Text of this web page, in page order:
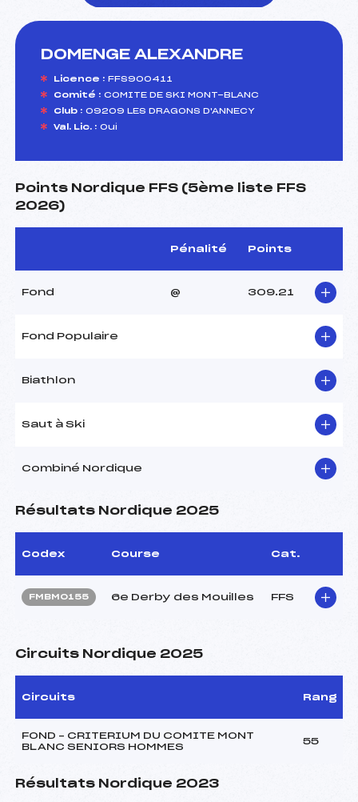
DOMENGE ALEXANDRE
Licence : FFS900411
Comité : COMITE DE SKI MONT-BLANC
Club : 09209 LES DRAGONS D'ANNECY
Val. Lic. : Oui
Points Nordique FFS (5ème liste FFS
2026)
Pénalité Points
Fond @ 309.21
Fond Populaire
Biathlon
Saut à Ski
Combiné Nordique
Résultats Nordique 2025
Codex Course Cat.
FMBM0155 6e Derby des Mouilles FFS
Circuits Nordique 2025
Circuits Rang
FOND – CRITERIUM DU COMITE MONT
BLANC SENIORS HOMMES
55
Résultats Nordique 2023